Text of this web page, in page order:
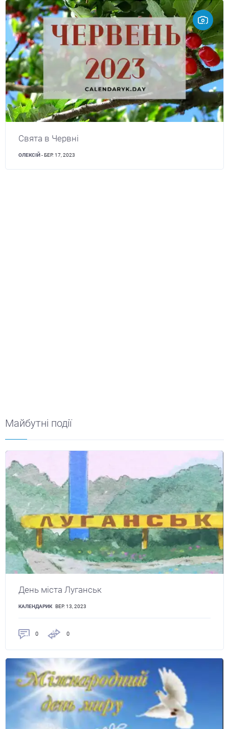
Свята в Червні
ОЛЕКСІЙ - БЕР. 17, 2023
Майбутні події
День міста Луганськ
КАЛЕНДАРИК ВЕР. 13, 2023
0 0